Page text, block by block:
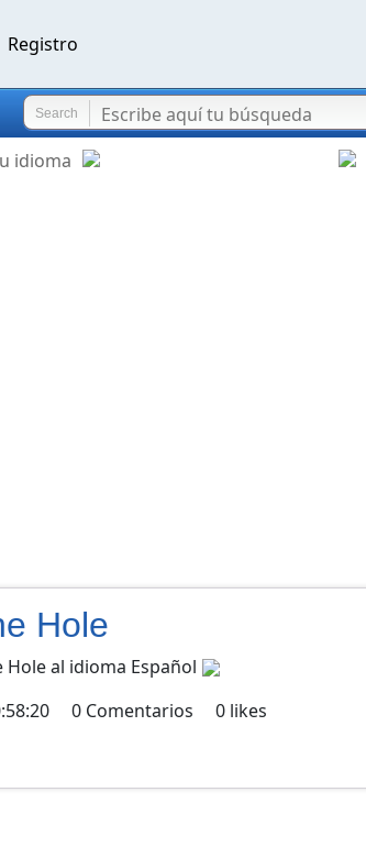
Registro
Search
idioma
Hole
Hole al idioma Español
0 Comentarios 0 likes